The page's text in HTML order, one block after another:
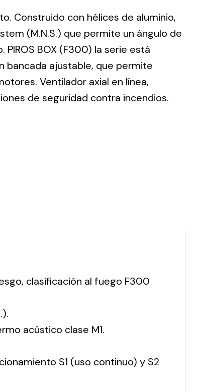
Construido con hélices de aluminio,
(M.N.S.) que permite un ángulo de
BOX (F300) la serie está
bancada ajustable, que permite
Ventilador axial en línea,
de seguridad contra incendios.
clasificación al fuego F300
acústico clase M1.
S1 (uso continuo) y S2